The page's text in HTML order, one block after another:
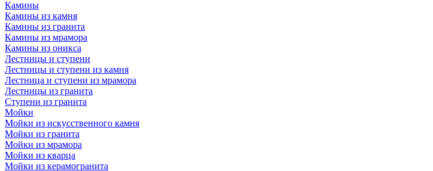
Камины
Камины из камня
Камины из гранита
Камины из мрамора
Камины из оникса
Лестницы и ступени
Лестницы и ступени из камня
Лестница и ступени из мрамора
Лестницы из гранита
Ступени из гранита
Мойки
Мойки из искусственного камня
Мойки из гранита
Мойки из мрамора
Мойки из кварца
Мойки из керамогранита